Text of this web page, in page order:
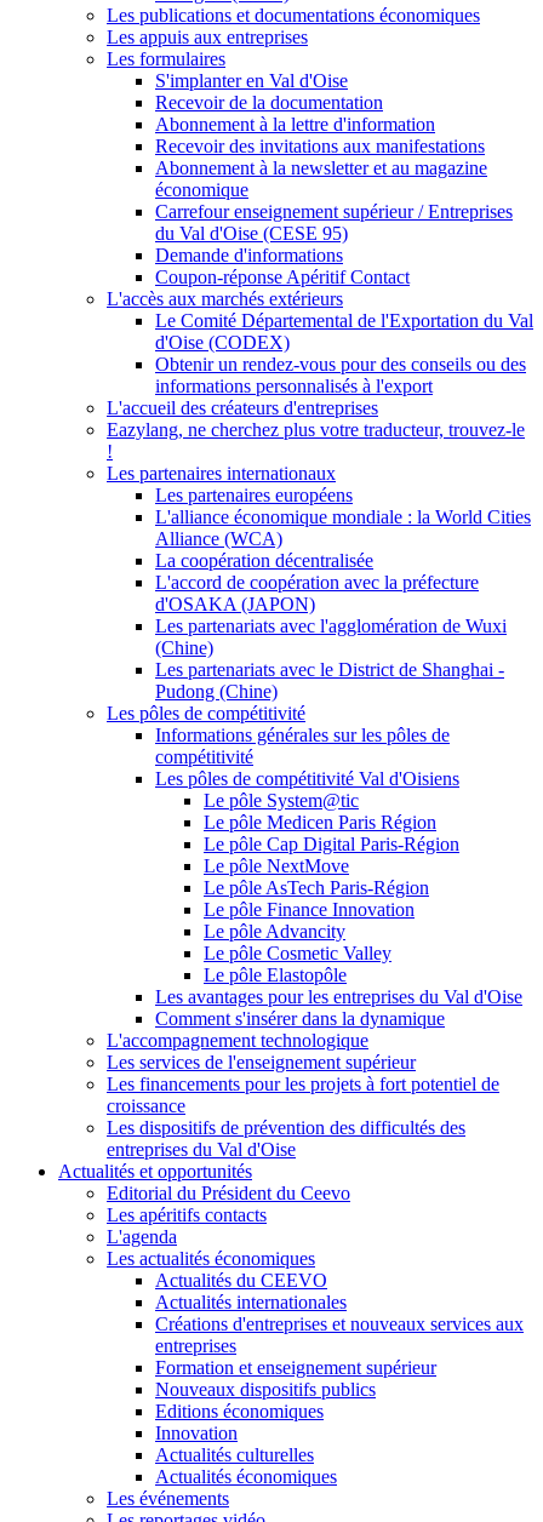
Les publications et documentations économiques
Les appuis aux entreprises
Les formulaires
S'implanter en Val d'Oise
Recevoir de la documentation
Abonnement à la lettre d'information
Recevoir des invitations aux manifestations
Abonnement à la newsletter et au magazine
économique
Carrefour enseignement supérieur / Entreprises
du Val d'Oise (CESE 95)
Demande d'informations
Coupon-réponse Apéritif Contact
L'accès aux marchés extérieurs
Le Comité Départemental de l'Exportation du Val
d'Oise (CODEX)
Obtenir un rendez-vous pour des conseils ou des
informations personnalisés à l'export
L'accueil des créateurs d'entreprises
Eazylang, ne cherchez plus votre traducteur, trouvez-le
!
Les partenaires internationaux
Les partenaires européens
L'alliance économique mondiale : la World Cities
Alliance (WCA)
La coopération décentralisée
L'accord de coopération avec la préfecture
d'OSAKA (JAPON)
Les partenariats avec l'agglomération de Wuxi
(Chine)
Les partenariats avec le District de Shanghai -
Pudong (Chine)
Les pôles de compétitivité
Informations générales sur les pôles de
compétitivité
Les pôles de compétitivité Val d'Oisiens
Le pôle System@tic
Le pôle Medicen Paris Région
Le pôle Cap Digital Paris-Région
Le pôle NextMove
Le pôle AsTech Paris-Région
Le pôle Finance Innovation
Le pôle Advancity
Le pôle Cosmetic Valley
Le pôle Elastopôle
Les avantages pour les entreprises du Val d'Oise
Comment s'insérer dans la dynamique
L'accompagnement technologique
Les services de l'enseignement supérieur
Les financements pour les projets à fort potentiel de
croissance
Les dispositifs de prévention des difficultés des
entreprises du Val d'Oise
Actualités et opportunités
Editorial du Président du Ceevo
Les apéritifs contacts
L'agenda
Les actualités économiques
Actualités du CEEVO
Actualités internationales
Créations d'entreprises et nouveaux services aux
entreprises
Formation et enseignement supérieur
Nouveaux dispositifs publics
Editions économiques
Innovation
Actualités culturelles
Actualités économiques
Les événements